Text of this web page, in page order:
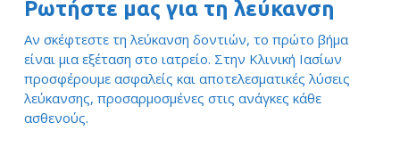
Ρωτήστε μας για τη λεύκανση
Αν σκέφτεστε τη λεύκανση δοντιών, το πρώτο βήμα
είναι μια εξέταση στο ιατρείο. Στην Κλινική Ιασίων
προσφέρουμε ασφαλείς και αποτελεσματικές λύσεις
λεύκανσης, προσαρμοσμένες στις ανάγκες κάθε
ασθενούς.